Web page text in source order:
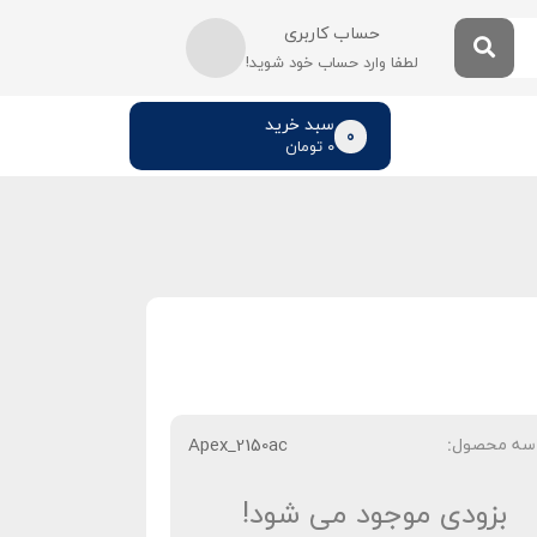
حساب کاربری
لطفا وارد حساب خود شوید!
سبد خرید
تومان۰
0
محصول:
Apex_2150ac
بزودی موجود می شود!